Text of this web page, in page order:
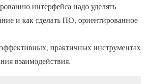
интерфейса надо уделять
и как сделать ПО, ориентированное
практичных инструментах
взаимодействия.